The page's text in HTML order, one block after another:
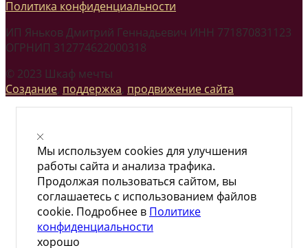
Политика конфиденциальности
ИП Яньков Дмитрий Геннадьевич ИНН 771870831123
ОГРНИП 312774622000318
© 2023 Шкаф мечты
Создание, поддержка, продвижение сайта
Мы используем cookies для улучшения
работы сайта и анализа трафика.
Продолжая пользоваться сайтом, вы
соглашаетесь с использованием файлов
cookie. Подробнее в Политике
конфиденциальности
хорошо